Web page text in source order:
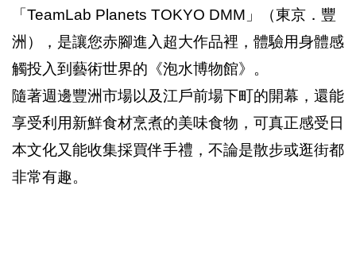
「TeamLab Planets TOKYO DMM」（東京．豐
洲），是讓您赤腳進入超大作品裡，體驗用身體感
觸投入到藝術世界的《泡水博物館》。
隨著週邊豐洲市場以及江戶前場下町的開幕，還能
享受利用新鮮食材烹煮的美味食物，可真正感受日
本文化又能收集採買伴手禮，不論是散步或逛街都
非常有趣。